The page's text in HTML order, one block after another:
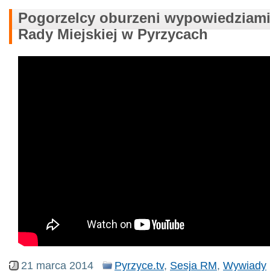
Pogorzelcy oburzeni
Rady Miejskiej w Pyrzycach
21 marca 2014 Pyrzyce.tv, Sesja RM, Wywiady